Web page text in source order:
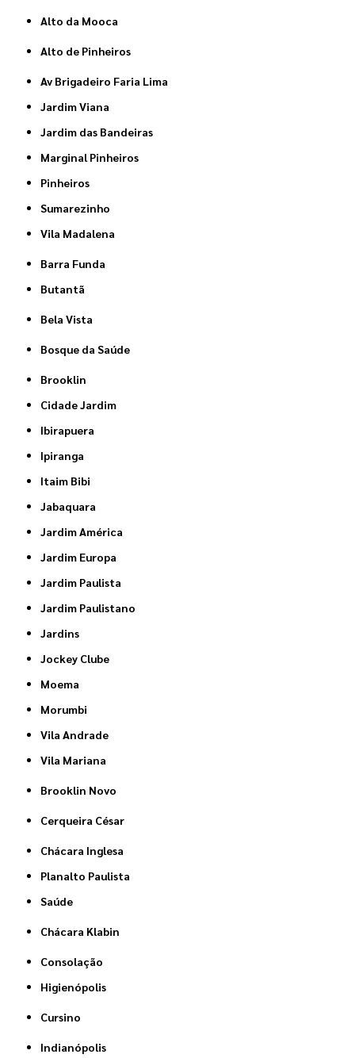
Alto da Mooca
Alto de Pinheiros
Av Brigadeiro Faria Lima
Jardim Viana
Jardim das Bandeiras
Marginal Pinheiros
Pinheiros
Sumarezinho
Vila Madalena
Barra Funda
Butantã
Bela Vista
Bosque da Saúde
Brooklin
Cidade Jardim
Ibirapuera
Ipiranga
Itaim Bibi
Jabaquara
Jardim América
Jardim Europa
Jardim Paulista
Jardim Paulistano
Jardins
Jockey Clube
Moema
Morumbi
Vila Andrade
Vila Mariana
Brooklin Novo
Cerqueira César
Chácara Inglesa
Planalto Paulista
Saúde
Chácara Klabin
Consolação
Higienópolis
Cursino
Indianópolis